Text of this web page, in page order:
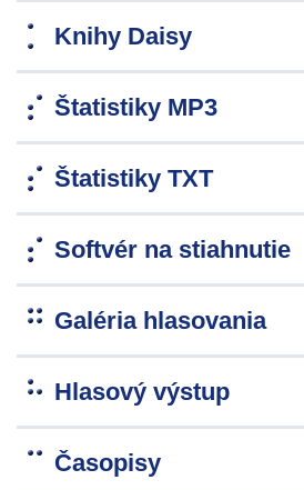
Knihy Daisy
Štatistiky MP3
Štatistiky TXT
Softvér na stiahnutie
Galéria hlasovania
Hlasový výstup
Časopisy